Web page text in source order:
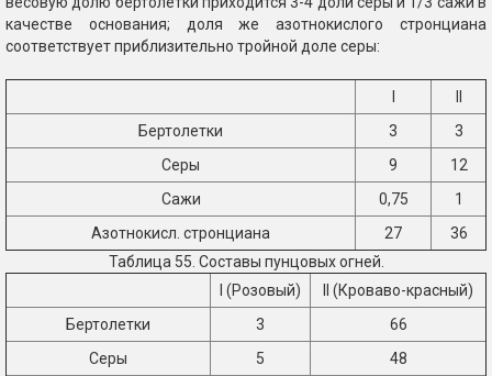
качестве основания; доля же азотнокислого стронциана
соответствует приблизительно тройной доле серы:
Бертолетки
3
3
Серы
9
12
Сажи
0,75
1
Азотнокисл. стронциана
27
36
Таблица 55. Составы пунцовых огней.
I (Розовый)
II (Кроваво-красный)
Бертолетки
3
66
Серы
5
48